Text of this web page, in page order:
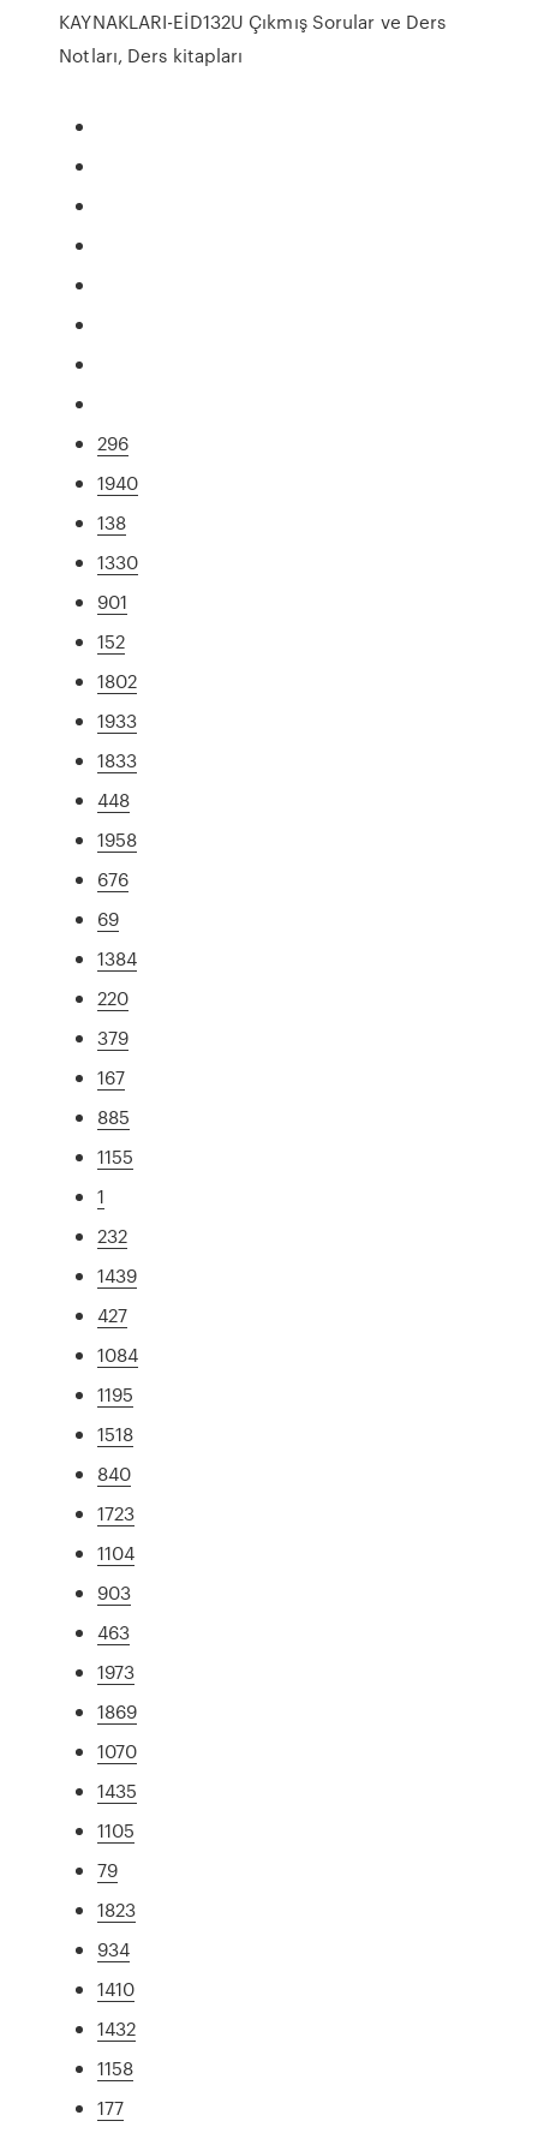
KAYNAKLARI-EİD132U Çıkmış Sorular ve Ders
Notları, Ders kitapları
296
1940
138
1330
901
152
1802
1933
1833
448
1958
676
69
1384
220
379
167
885
1155
1
232
1439
427
1084
1195
1518
840
1723
1104
903
463
1973
1869
1070
1435
1105
79
1823
934
1410
1432
1158
177